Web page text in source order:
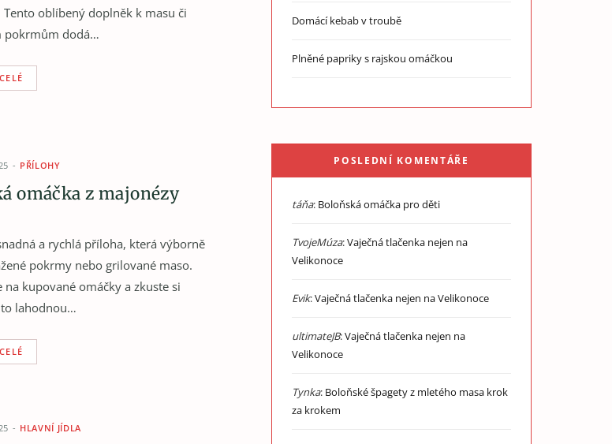
Tento oblíbený doplněk k masu či
pokrmům dodá…
PŘÍLOHY
omáčka z majonézy
a rychlá příloha, která výborně
pokrmy nebo grilované maso.
na kupované omáčky a zkuste si
lahodnou…
HLAVNÍ JÍDLA
Domácí kebab v troubě
Plněné papriky s rajskou omáčkou
POSLEDNÍ KOMENTÁŘE
táňa: Boloňská omáčka pro děti
TvojeMúza:Vaječná tlačenka nejen na
Velikonoce
Evik:Vaječná tlačenka nejen na Velikonoce
ultimateJB:Vaječná tlačenka nejen na
Velikonoce
Tynka: Boloňské špagety z mletého masa krok
za krokem